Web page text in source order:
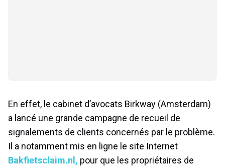
En effet, le cabinet d’avocats Birkway (Amsterdam)
a lancé une grande campagne de recueil de
signalements de clients concernés par le problème.
Il a notamment mis en ligne le site Internet
Bakfietsclaim.nl, pour que les propriétaires de